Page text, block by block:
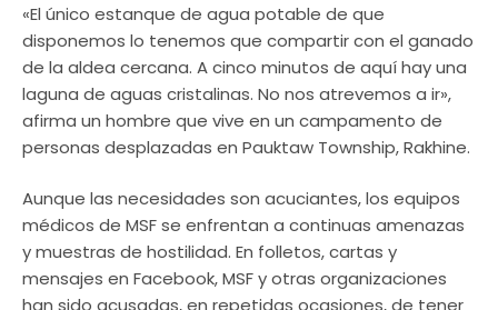
«El único estanque de agua potable de que
disponemos lo tenemos que compartir con el ganado
de la aldea cercana. A cinco minutos de aquí hay una
laguna de aguas cristalinas. No nos atrevemos a ir»,
afirma un hombre que vive en un campamento de
personas desplazadas en Pauktaw Township, Rakhine.
Aunque las necesidades son acuciantes, los equipos
médicos de MSF se enfrentan a continuas amenazas
y muestras de hostilidad. En folletos, cartas y
mensajes en Facebook, MSF y otras organizaciones
han sido acusadas, en repetidas ocasiones, de tener